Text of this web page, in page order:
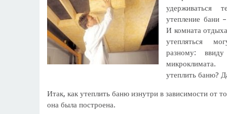
утепление бани
И комната
утепляться
разному:
утеплить баню?
Итак, как утеплить баню изнутри в зависимости от
она была построена.